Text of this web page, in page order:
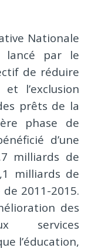
Nationale
lancé par le
de réduire
l’exclusion
prêts de la
phase de
d’une
milliards de
milliards de
2011-2015.
des
services
l’éducation,